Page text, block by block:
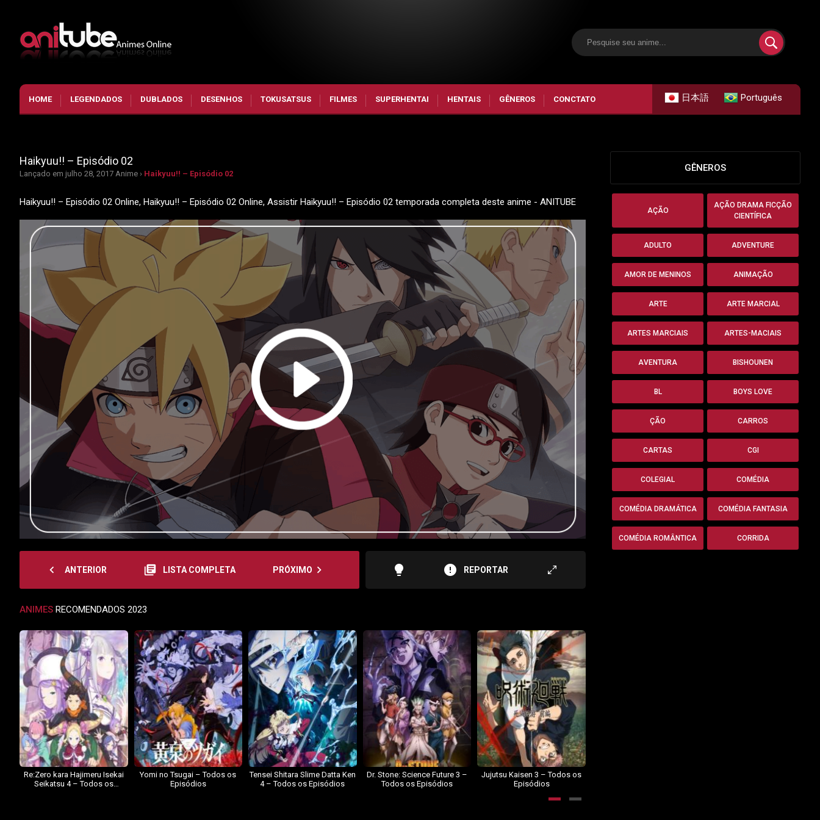
HOME LEGENDADOS DUBLADOS DESENHOS TOKUSATSUS FILMES SUPERHENTAI HENTAIS GÊNEROS CONCTATO 日本語 Português
Haikyuu!! – Episódio 02
Lançado em julho 28, 2017 Anime › Haikyuu!! – Episódio 02
Haikyuu!! – Episódio 02 Online, Haikyuu!! – Episódio 02 Online, Assistir Haikyuu!! – Episódio 02 temporada completa deste anime - ANITUBE
navigate_before ANTERIOR library_books LISTA COMPLETA PRÓXIMO navigate_next lightbulb error REPORTAR
ANIMES RECOMENDADOS 2023
Re:Zero kara Hajimeru Isekai
Seikatsu 4 – Todos os
Yomi no Tsugai – Todos os
Episódios
Tensei Shitara Slime Datta Ken
4 – Todos os Episódios
Dr. Stone: Science Future 3 –
Todos os Episódios
Jujutsu Kaisen 3 – Todos os
Episódios
GÊNEROS
AÇÃO
AÇÃO DRAMA FICÇÃO
CIENTÍFICA
ADULTO ADVENTURE
AMOR DE MENINOS ANIMAÇÃO
ARTE ARTE MARCIAL
ARTES MARCIAIS ARTES-MACIAIS
AVENTURA BISHOUNEN
BL BOYS LOVE
ÇÃO CARROS
CARTAS CGI
COLEGIAL COMÉDIA
COMÉDIA DRAMÁTICA COMÉDIA FANTASIA
COMÉDIA ROMÂNTICA CORRIDA